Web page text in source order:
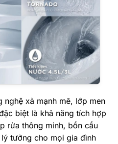
nghệ xả mạnh mẽ, lớp men
biệt là khả năng tích hợp
rửa thông minh, bồn cầu
tưởng cho mọi gia đình